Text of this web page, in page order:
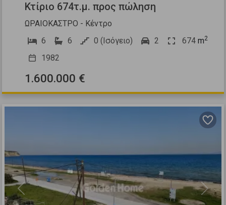
Κτίριο 674τ.μ. προς πώληση
ΩΡΑΙΟΚΑΣΤΡΟ - Κέντρο
6
6 0 (Ισόγειο) 2 674 m2
1982
1.600.000 €
Previous Next